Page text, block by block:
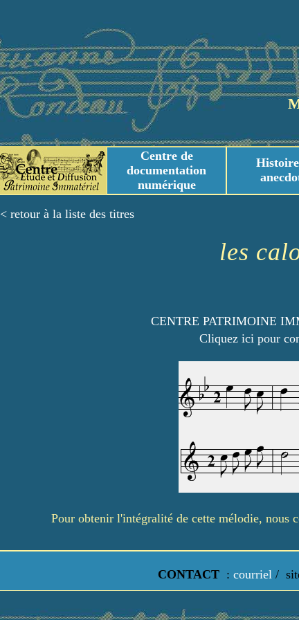
Centre de
documentation
numérique
< retour à la liste des titres
les
CENTRE PATRIMOINE
Cliquez ici pour
Pour obtenir l'intégralité de cette mélodie, nous
CONTACT : courriel /